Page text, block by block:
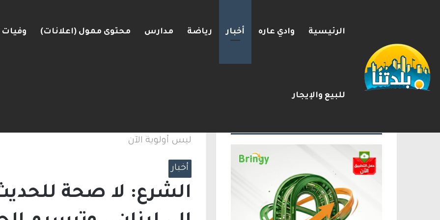
الرئيسية وادي عاره أخبار رياضة مدارس محتوى ممول (اعلانات) وفيات
للبيع والإيجار
2026-08-08 شريط الأخبار
ليس أولوية الآن
أخبار
الشرع: لا صحة